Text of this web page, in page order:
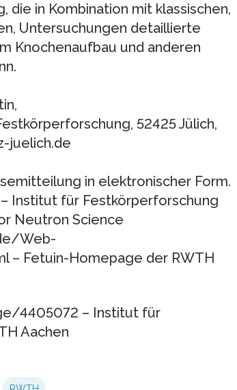
die in Kombination mit klassischen,
Untersuchungen detaillierte
Knochenaufbau und anderen
52425 Jülich,
juelich.de
in elektronischer Form.
Institut für Festkörperforschung
Neutron Science
Web-
– Fetuin-Homepage der RWTH
4405072 – Institut für
Aachen